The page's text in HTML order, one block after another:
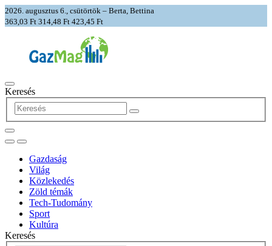
2026. augusztus 6., csütörtök – Berta, Bettina
363,03 Ft 314,48 Ft 423,45 Ft
Keresés
Gazdaság
Világ
Közlekedés
Zöld témák
Tech-Tudomány
Sport
Kultúra
Keresés